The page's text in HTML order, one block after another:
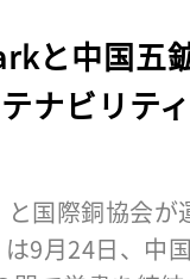
と中国五
ナビリテ
国際銅協会が
9月24日、中